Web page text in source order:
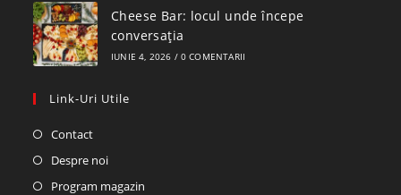
Cheese Bar: locul unde începe
conversația
IUNIE 4, 2026 / 0 COMENTARII
Link-Uri Utile
Contact
Despre noi
Program magazin